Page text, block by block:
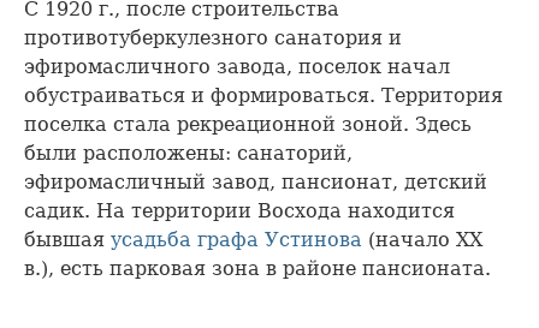
С 1920 г., после строительства
противотуберкулезного санатория и
эфиромасличного завода, поселок начал
обустраиваться и формироваться. Территория
поселка стала рекреационной зоной. Здесь
были расположены: санаторий,
эфиромасличный завод, пансионат, детский
садик. На территории Восхода находится
бывшая усадьба графа Устинова (начало ХХ
в.), есть парковая зона в районе пансионата.